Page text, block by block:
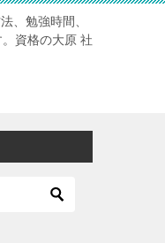
、勉強時間、
資格の大原 社